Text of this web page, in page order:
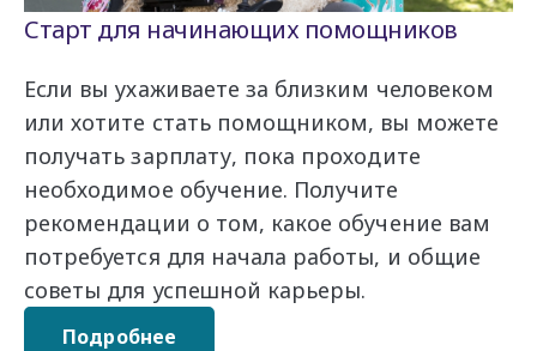
Старт для начинающих помощников
Если вы ухаживаете за близким человеком
или хотите стать помощником, вы можете
получать зарплату, пока проходите
необходимое обучение. Получите
рекомендации о том, какое обучение вам
потребуется для начала работы, и общие
советы для успешной карьеры.
Подробнее